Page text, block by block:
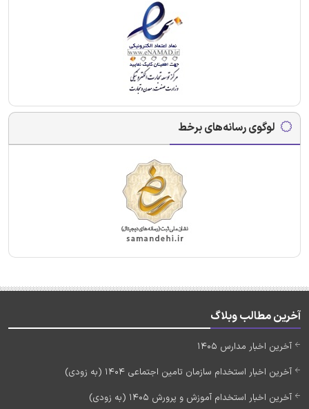
لوگوی رسانه‌های برخط
آخرین مطالب وبلاگ
آخرین اخبار مدارس 1405
آخرین اخبار استخدام سازمان تامین اجتماعی 1404 (به زودی)
آخرین اخبار استخدام آموزش و پرورش 1405 (به زودی)